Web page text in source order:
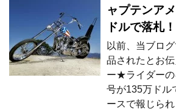
ャプテンア
ドルで落札！
以前、当ブロ
品されたとお
ー★ライダーの
号が135万ドル
ースで報じら